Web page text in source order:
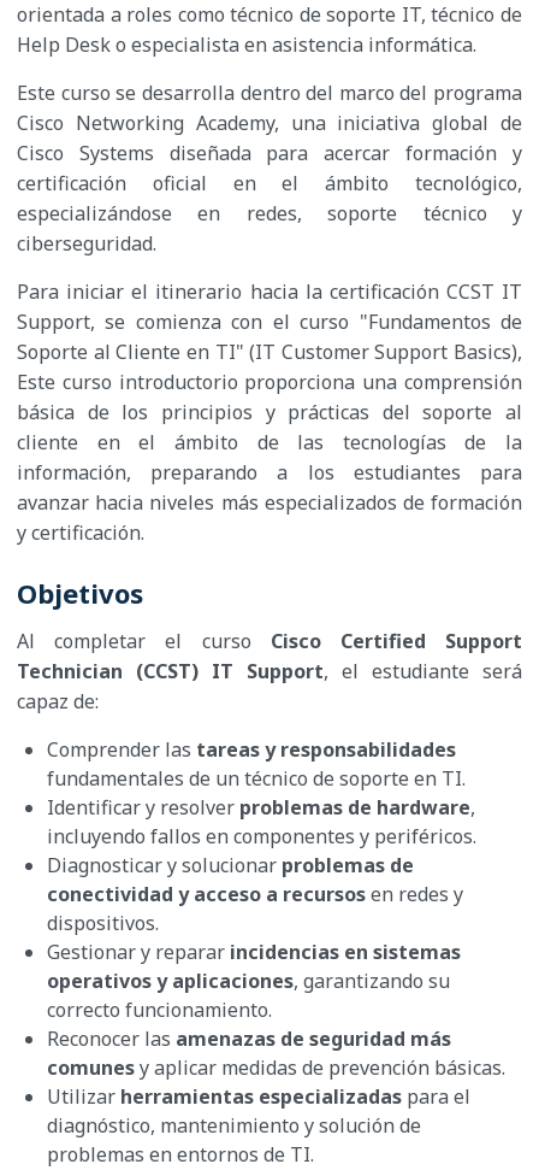
orientada a roles como técnico de soporte IT, técnico de
Help Desk o especialista en asistencia informática.​
Este curso se desarrolla dentro del marco del programa
Cisco Networking Academy, una iniciativa global de
Cisco Systems diseñada para acercar formación y
certificación oficial en el ámbito tecnológico,
especializándose en redes, soporte técnico y
ciberseguridad.​
Para iniciar el itinerario hacia la certificación CCST IT
Support, se comienza con el curso "Fundamentos de
Soporte al Cliente en TI" (IT Customer Support Basics),
Este curso introductorio proporciona una comprensión
básica de los principios y prácticas del soporte al
cliente en el ámbito de las tecnologías de la
información, preparando a los estudiantes para
avanzar hacia niveles más especializados de formación
y certificación.​
Objetivos
Al completar el curso Cisco Certified Support
Technician (CCST) IT Support, el estudiante será
capaz de:
Comprender las tareas y responsabilidades
fundamentales de un técnico de soporte en TI.
Identificar y resolver problemas de hardware,
incluyendo fallos en componentes y periféricos.
Diagnosticar y solucionar problemas de
conectividad y acceso a recursosen redes y
dispositivos.
Gestionar y reparar incidencias en sistemas
operativos y aplicaciones, garantizando su
correcto funcionamiento.
Reconocer las amenazas de seguridad más
comunesy aplicar medidas de prevención básicas.
Utilizar herramientas especializadas para el
diagnóstico, mantenimiento y solución de
problemas en entornos de TI.